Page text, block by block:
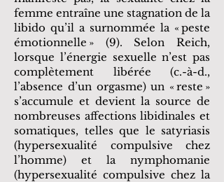
femme entraîne une stagnation de la
libido qu’il a surnommée la « peste
émotionnelle » (9). Selon Reich,
lorsque l’énergie sexuelle n’est pas
complètement libérée (c.-à-d.,
l’absence d’un orgasme) un « reste »
s’accumule et devient la source de
nombreuses affections libidinales et
somatiques, telles que le satyriasis
(hypersexualité compulsive chez
l’homme) et la nymphomanie
(hypersexualité compulsive chez la